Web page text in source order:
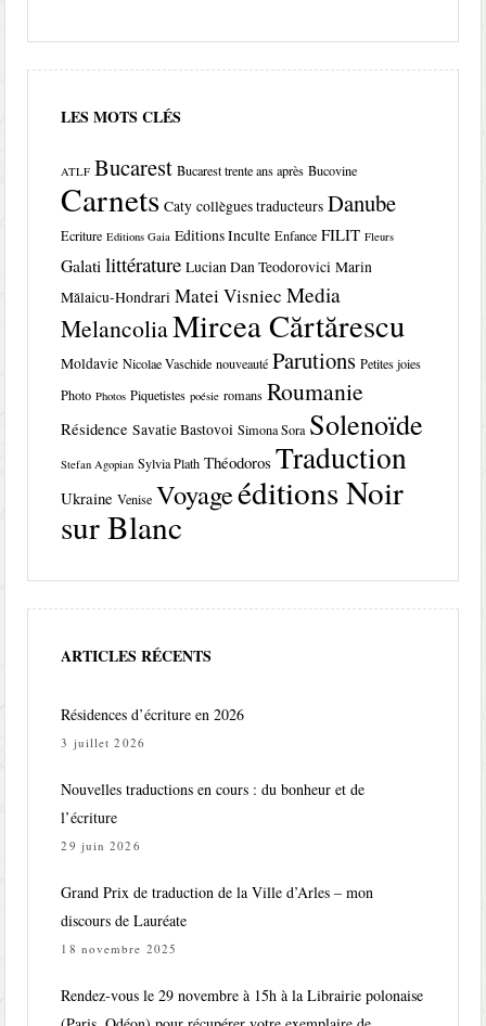
LES MOTS CLÉS
ATLF Bucarest Bucarest trente ans après Bucovine
Carnets Caty collègues traducteurs Danube
Ecriture Editions Gaia Editions Inculte Enfance FILIT Fleurs
Galati littérature Lucian Dan Teodorovici Marin
Mălaicu-Hondrari Matei Visniec Media
MelancoliaMircea Cărtărescu
Moldavie Nicolae Vaschide nouveauté Parutions Petites joies
Photo Photos Piquetistes poésie romans Roumanie
Résidence Savatie Bastovoi Simona Sora Solenoïde
Stefan Agopian Sylvia Plath Théodoros Traduction
Ukraine Venise Voyageéditions Noir
sur Blanc
ARTICLES RÉCENTS
Résidences d’écriture en 2026
3 juillet 2026
Nouvelles traductions en cours : du bonheur et de
l’écriture
29 juin 2026
Grand Prix de traduction de la Ville d’Arles – mon
discours de Lauréate
18 novembre 2025
Rendez-vous le 29 novembre à 15h à la Librairie polonaise